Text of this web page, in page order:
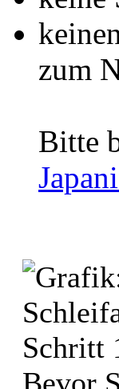
zum
Bitte
Bevor